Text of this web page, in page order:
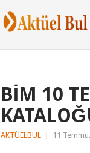
BİM 10
AKTÜELBUL 11